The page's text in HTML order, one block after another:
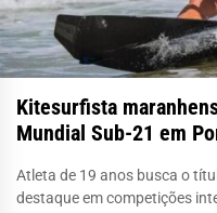
Kitesurfista
Mundial Sub-21 em
Atleta de 19 anos busca o
destaque em competições